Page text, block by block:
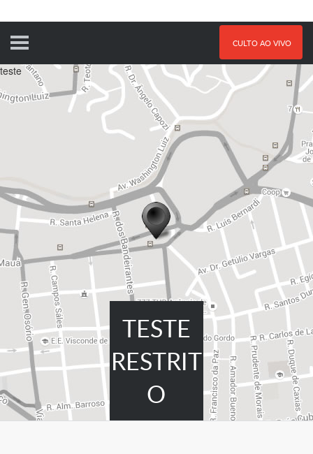
CULTO AO VIVO
TESTE
RESTRIT
O
teste